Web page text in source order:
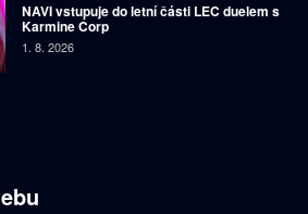
NAVI vstupuje do letní části LEC duelem s
Karmine Corp
1. 8. 2026